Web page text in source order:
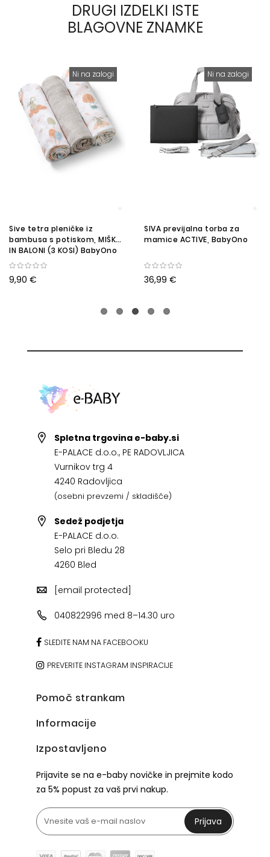
DRUGI IZDELKI ISTE
BLAGOVNE ZNAMKE
Ni na zalogi
Sive tetra pleničke iz
bambusa s potiskom, MIŠKA
IN BALONI (3 KOSI) BabyOno
9,90 €
Ni na zalogi
SIVA previjalna torba za
mamice ACTIVE, BabyOno
36,99 €
Spletna trgovina e-baby.si
E-PALACE d.o.o., PE RADOVLJICA
Vurnikov trg 4
4240 Radovljica
(osebni prevzemi / skladišče)
Sedež podjetja
E-PALACE d.o.o.
Selo pri Bledu 28
4260 Bled
[email protected]
040822996 med 8–14.30 uro
SLEDITE NAM NA FACEBOOKU
PREVERITE INSTAGRAM INSPIRACIJE
Pomoč strankam
Informacije
Izpostavljeno
Prijavite se na e-baby novičke in prejmite kodo
za 5% popust za vaš prvi nakup.
Prijava